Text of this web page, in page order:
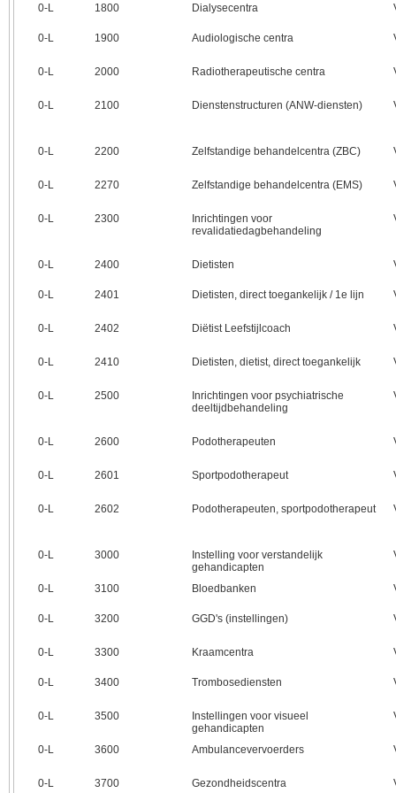
0‑L 1800 Dialysecentra
0‑L 1900 Audiologische centra
0‑L 2000 Radiotherapeutische centra
0‑L 2100 Dienstenstructuren (ANW-diensten)
0‑L 2200 Zelfstandige behandelcentra (ZBC)
0‑L 2270 Zelfstandige behandelcentra (EMS)
0‑L 2300
Inrichtingen voor
revalidatiedagbehandeling
0‑L 2400 Dietisten
0‑L 2401 Dietisten, direct toegankelijk / 1e lijn
0‑L 2402 Diëtist Leefstijlcoach
0‑L 2410 Dietisten, dietist, direct toegankelijk
0‑L 2500
Inrichtingen voor psychiatrische
deeltijdbehandeling
0‑L 2600 Podotherapeuten
0‑L 2601 Sportpodotherapeut
0‑L 2602 Podotherapeuten, sportpodotherapeut
0‑L 3000
Instelling voor verstandelijk
gehandicapten
0‑L 3100 Bloedbanken
0‑L 3200 GGD's (instellingen)
0‑L 3300 Kraamcentra
0‑L 3400 Trombosediensten
0‑L 3500
Instellingen voor visueel
gehandicapten
0‑L 3600 Ambulancevervoerders
0‑L 3700 Gezondheidscentra